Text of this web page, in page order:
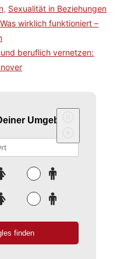
, Sexualität in Beziehungen
wirklich funktioniert –
beruflich vernetzen: